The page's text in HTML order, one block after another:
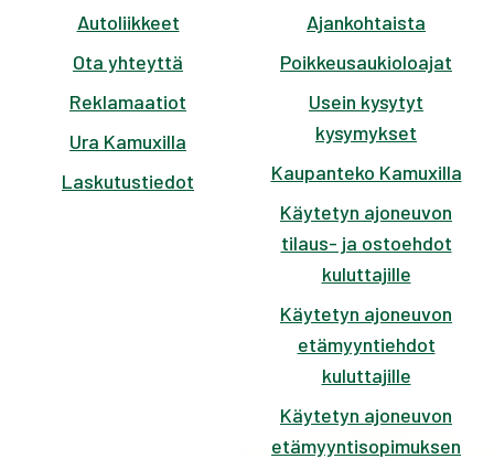
Autoliikkeet
Ota yhteyttä
Reklamaatiot
Ura Kamuxilla
Laskutustiedot
Ajankohtaista
Poikkeusaukioloajat
Usein kysytyt
kysymykset
Kaupanteko Kamuxilla
Käytetyn ajoneuvon
tilaus- ja ostoehdot
kuluttajille
Käytetyn ajoneuvon
etämyyntiehdot
kuluttajille
Käytetyn ajoneuvon
etämyyntisopimuksen